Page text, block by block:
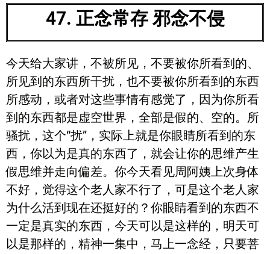
47. 正念常存 邪念不侵
今天给大家讲，不被所见，不要被你所看到的、
所见到的东西所干扰，也不要被你所看到的东西
所感动，或者对这些事情有感觉了，因为你所看
到的东西都是虚空世界，全部是假的、空的。所
骚扰，这个“扰”，实际上就是你眼睛所看到的东
西，你以为是真的东西了，就会让你的思维产生
假思维并走向偏差。你今天看见周阿姨上次身体
不好，觉得这个老人家不行了，可是这个老人家
为什么活到现在还挺好的？你眼睛看到的东西不
一定是真实的东西，今天可以是这样的，明天可
以是那样的，精神一集中，马上一念经，只要菩